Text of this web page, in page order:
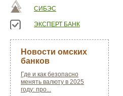
СИБЭС
ЭКСПЕРТ БАНК
Новости омских
банков
Где и как безопасно
менять валюту в 2025
году: про...